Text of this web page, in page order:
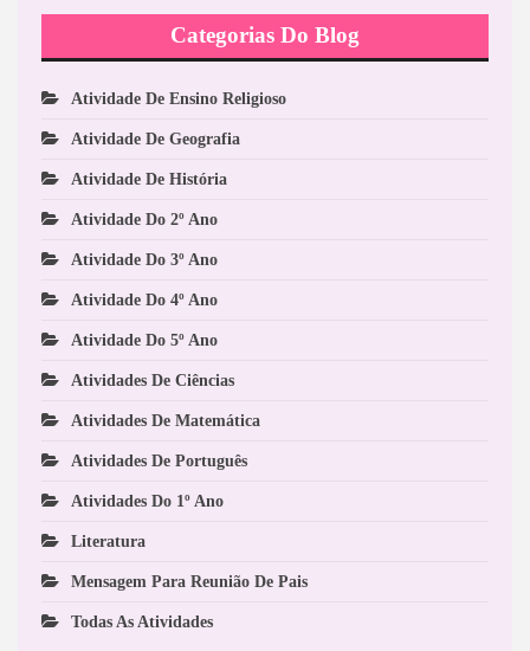
Categorias Do Blog
Atividade De Ensino Religioso
Atividade De Geografia
Atividade De História
Atividade Do 2º Ano
Atividade Do 3º Ano
Atividade Do 4º Ano
Atividade Do 5º Ano
Atividades De Ciências
Atividades De Matemática
Atividades De Português
Atividades Do 1º Ano
Literatura
Mensagem Para Reunião De Pais
Todas As Atividades